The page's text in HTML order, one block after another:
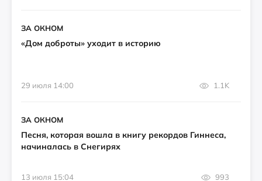
ЗА ОКНОМ
«Дом доброты» уходит в историю
29 июля 14:00 1.1K
ЗА ОКНОМ
Песня, которая вошла в книгу рекордов Гиннеса,
начиналась в Снегирях
13 июля 15:04 993